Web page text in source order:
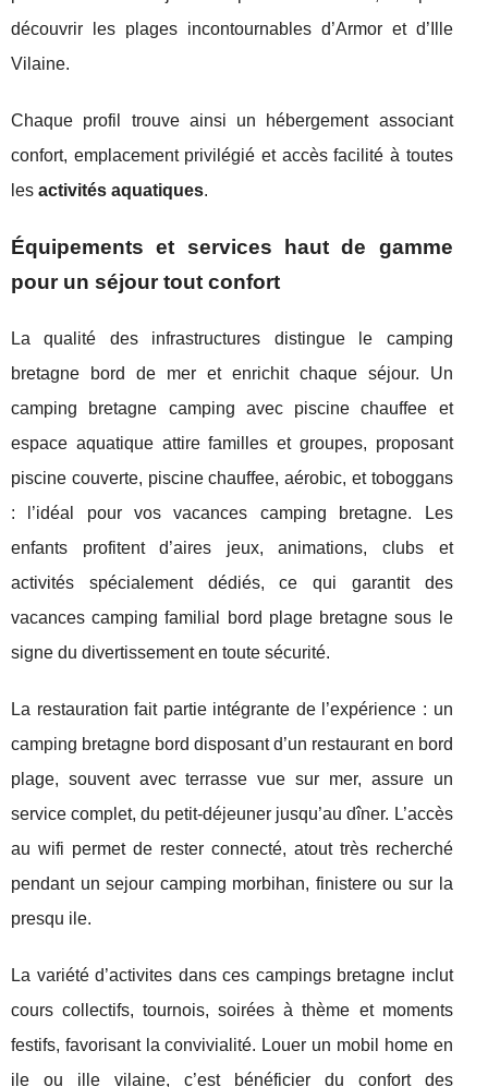
découvrir les plages incontournables d’Armor et d’Ille
Vilaine.
Chaque profil trouve ainsi un hébergement associant
confort, emplacement privilégié et accès facilité à toutes
les activités aquatiques.
Équipements et services haut de gamme
pour un séjour tout confort
La qualité des infrastructures distingue le camping
bretagne bord de mer et enrichit chaque séjour. Un
camping bretagne camping avec piscine chauffee et
espace aquatique attire familles et groupes, proposant
piscine couverte, piscine chauffee, aérobic, et toboggans
: l’idéal pour vos vacances camping bretagne. Les
enfants profitent d’aires jeux, animations, clubs et
activités spécialement dédiés, ce qui garantit des
vacances camping familial bord plage bretagne sous le
signe du divertissement en toute sécurité.
La restauration fait partie intégrante de l’expérience : un
camping bretagne bord disposant d’un restaurant en bord
plage, souvent avec terrasse vue sur mer, assure un
service complet, du petit-déjeuner jusqu’au dîner. L’accès
au wifi permet de rester connecté, atout très recherché
pendant un sejour camping morbihan, finistere ou sur la
presqu ile.
La variété d’activites dans ces campings bretagne inclut
cours collectifs, tournois, soirées à thème et moments
festifs, favorisant la convivialité. Louer un mobil home en
ile ou ille vilaine, c’est bénéficier du confort des